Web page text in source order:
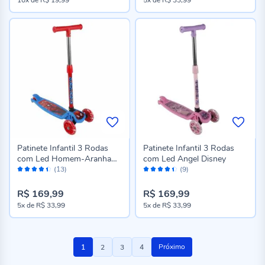
Avaliação: (13)
Patinete Infantil 3 Rodas
com Led Homem-Aranha
Disney
R$ 169,99
5xde R$ 33,99
Avaliação: (9)
Patinete Infantil 3 Rodas
com Led Angel Disney
R$ 169,99
5xde R$ 33,99
Página
Você
1 Página
2 Página
3 Página
4 Próximo